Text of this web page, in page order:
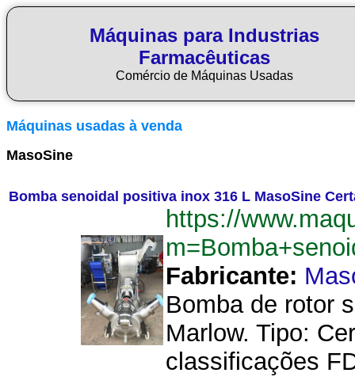
Máquinas para Industrias
Farmacêuticas
Comércio de Máquinas Usadas
Máquinas usadas à venda
MasoSine
Bomba senoidal positiva inox 316 L MasoSine
https://
Fabricante:
Bomba de rotor
Marlow. Tipo:
classificações